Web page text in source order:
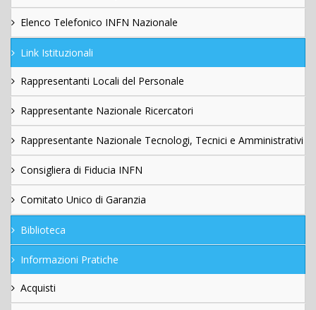
Elenco Telefonico INFN Nazionale
Link Istituzionali
Rappresentanti Locali del Personale
Rappresentante Nazionale Ricercatori
Rappresentante Nazionale Tecnologi, Tecnici e Amministrativi
Consigliera di Fiducia INFN
Comitato Unico di Garanzia
Biblioteca
Informazioni Pratiche
Acquisti